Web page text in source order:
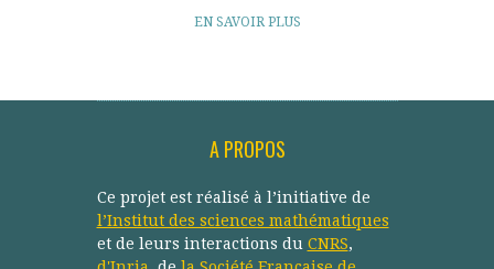
EN SAVOIR PLUS
A PROPOS
Ce projet est réalisé à l’initiative de
l’Institut des sciences mathématiques
et de leurs interactions du CNRS,